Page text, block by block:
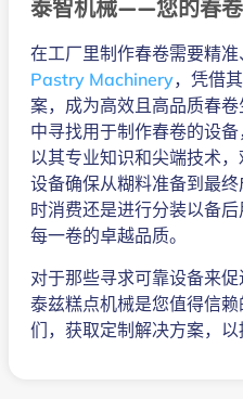
泰智机械——您的春
在工厂里制作春卷需要精准
Pastry Machinery，凭借
案，成为高效且高品质春
中寻找用于制作春卷的设
以其专业知识和尖端技术
设备确保从糊料准备到最
时消费还是进行分装以备
每一卷的卓越品质。
对于那些寻求可靠设备来促
泰兹糕点机械是您值得信
们，获取定制解决方案，以